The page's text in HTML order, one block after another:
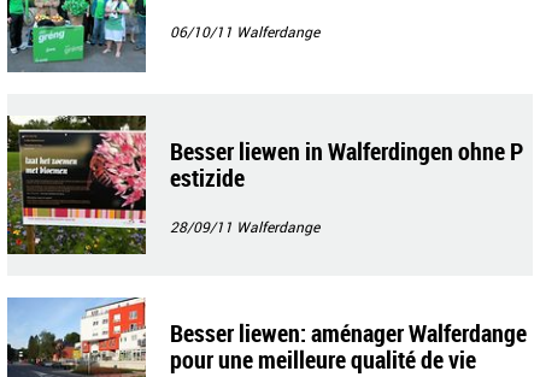
06/10/11 Walferdange
Besser liewen in Walferdingen ohne P
estizide
28/09/11 Walferdange
Besser liewen: aménager Walferdange
pour une meilleure qualité de vie